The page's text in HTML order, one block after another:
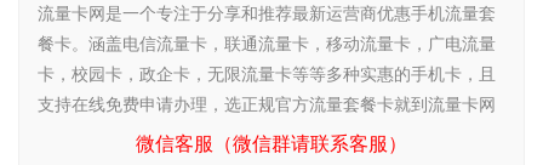
流量卡网是一个专注于分享和推荐最新运营商优惠手机流量套
餐卡。涵盖电信流量卡，联通流量卡，移动流量卡，广电流量
卡，校园卡，政企卡，无限流量卡等等多种实惠的手机卡，且
支持在线免费申请办理，选正规官方流量套餐卡就到流量卡网
微信客服（微信群请联系客服）